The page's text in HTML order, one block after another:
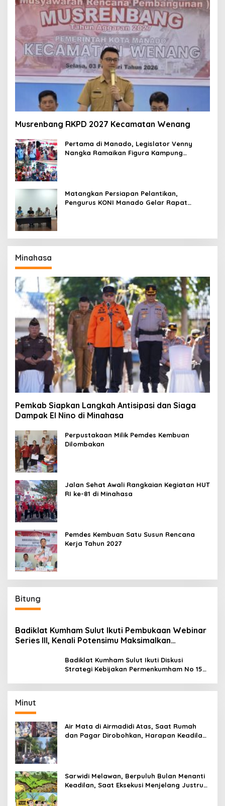
Musrenbang RKPD 2027 Kecamatan Wenang
Pertama di Manado, Legislator Venny
Nangka Ramaikan Figura Kampung
Matangkan Persiapan Pelantikan,
Pengurus KONI Manado Gelar Rapat
Minahasa
Pemkab Siapkan Langkah Antisipasi dan Siaga
Dampak El Nino di Minahasa
Perpustakaan Milik Pemdes Kembuan
Dilombakan
Jalan Sehat Awali Rangkaian Kegiatan HUT
RI ke-81 di Minahasa
Pemdes Kembuan Satu Susun Rencana
Kerja Tahun 2027
Bitung
Badiklat Kumham Sulut Ikuti Pembukaan Webinar
Series III, Kenali Potensimu Maksimalkan
Badiklat Kumham Sulut Ikuti Diskusi
Strategi Kebijakan Permenkumham No 15
Minut
Air Mata di Airmadidi Atas, Saat Rumah
dan Pagar Dirobohkan, Harapan Keadilan
Sarwidi Melawan, Berpuluh Bulan Menanti
Keadilan, Saat Eksekusi Menjelang Justru